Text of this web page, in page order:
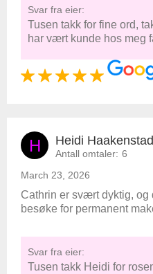
Svar fra eier:
Tusen takk for fine ord,
har vært kunde hos meg
H Heidi Haakenstad
Antall omtaler: 6
March 23, 2026
Cathrin er svært dyktig, og
besøke for permanent
Svar fra eier:
Tusen takk Heidi for